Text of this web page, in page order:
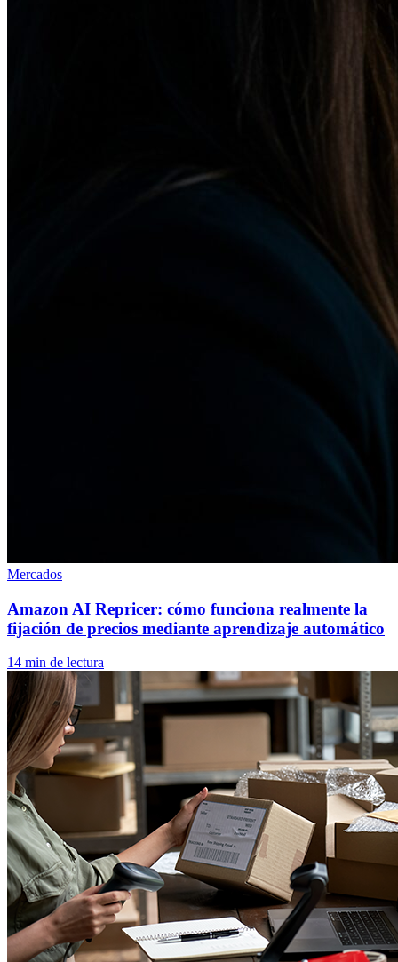
Mercados
Amazon AI Repricer: cómo funciona realmente la
fijación de precios mediante aprendizaje automático
14 min de lectura